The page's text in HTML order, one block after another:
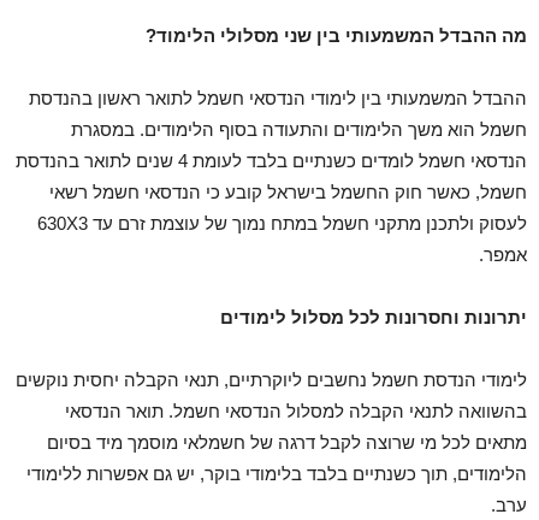
מה ההבדל המשמעותי בין שני מסלולי הלימוד?
ההבדל המשמעותי בין לימודי הנדסאי חשמל לתואר ראשון בהנדסת
חשמל הוא משך הלימודים והתעודה בסוף הלימודים. במסגרת
הנדסאי חשמל לומדים כשנתיים בלבד לעומת 4 שנים לתואר בהנדסת
חשמל, כאשר חוק החשמל בישראל קובע כי הנדסאי חשמל רשאי
לעסוק ולתכנן מתקני חשמל במתח נמוך של עוצמת זרם עד 630X3
אמפר.
יתרונות וחסרונות לכל מסלול לימודים
לימודי הנדסת חשמל נחשבים ליוקרתיים, תנאי הקבלה יחסית נוקשים
בהשוואה לתנאי הקבלה למסלול הנדסאי חשמל. תואר הנדסאי
מתאים לכל מי שרוצה לקבל דרגה של חשמלאי מוסמך מיד בסיום
הלימודים, תוך כשנתיים בלבד בלימודי בוקר, יש גם אפשרות ללימודי
ערב.